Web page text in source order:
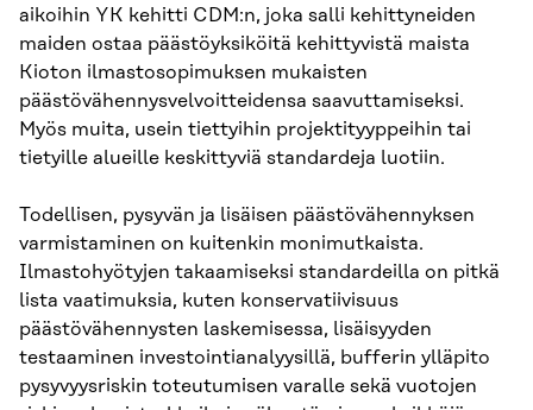
aikoihin YK kehitti CDM:n, joka salli kehittyneiden
maiden ostaa päästöyksiköitä kehittyvistä maista
Kioton ilmastosopimuksen mukaisten
päästövähennysvelvoitteidensa saavuttamiseksi.
Myös muita, usein tiettyihin projektityyppeihin tai
tietyille alueille keskittyviä standardeja luotiin.
Todellisen, pysyvän ja lisäisen päästövähennyksen
varmistaminen on kuitenkin monimutkaista.
Ilmastohyötyjen takaamiseksi standardeilla on pitkä
lista vaatimuksia, kuten konservatiivisuus
päästövähennysten laskemisessa, lisäisyyden
testaaminen investointianalyysillä, bufferin ylläpito
pysyvyysriskin toteutumisen varalle sekä vuotojen